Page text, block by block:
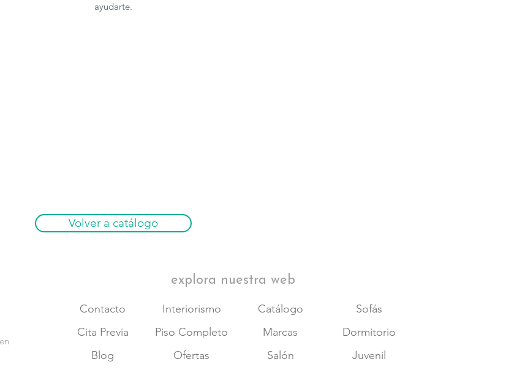
ayudarte.
Volver a catálogo
Contacto
Cita Previa
Blog
Interiorismo
Piso Completo
Ofertas
Catálogo
Marcas
Salón
explora nuestra web
Sofás
Dormitorio
Juvenil